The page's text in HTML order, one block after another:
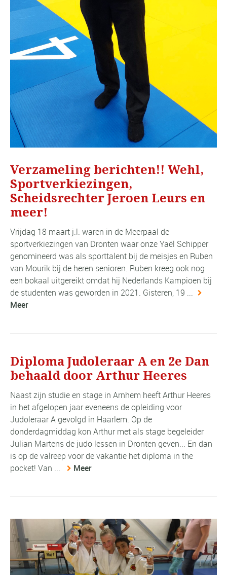
Verzameling berichten!! Wehl,
Sportverkiezingen,
Scheidsrechter Jeroen Leurs en
meer!
Vrijdag 18 maart j.l. waren in de Meerpaal de
sportverkiezingen van Dronten waar onze Yaël Schipper
genomineerd was als sporttalent bij de meisjes en Ruben
van Mourik bij de heren senioren. Ruben kreeg ook nog
een bokaal uitgereikt omdat hij Nederlands Kampioen bij
de studenten was geworden in 2021. Gisteren, 19 ...
Meer
Diploma Judoleraar A en 2e Dan
behaald door Arthur Heeres
Naast zijn studie en stage in Arnhem heeft Arthur Heeres
in het afgelopen jaar eveneens de opleiding voor
Judoleraar A gevolgd in Haarlem. Op de
donderdagmiddag kon Arthur met als stage begeleider
Julian Martens de judo lessen in Dronten geven... En dan
is op de valreep voor de vakantie het diploma in the
pocket! Van ...
Meer